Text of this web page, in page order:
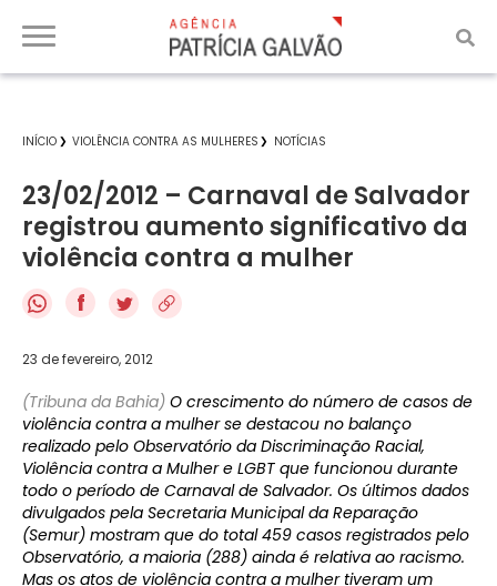
INÍCIO VIOLÊNCIA CONTRA AS MULHERES NOTÍCIAS
23/02/2012 – Carnaval de Salvador
registrou aumento significativo da
violência contra a mulher
f
23 de fevereiro, 2012
(Tribuna da Bahia) O crescimento do número de casos de
violência contra a mulher se destacou no balanço
realizado pelo Observatório da Discriminação Racial,
Violência contra a Mulher e LGBT que funcionou durante
todo o período de Carnaval de Salvador. Os últimos dados
divulgados pela Secretaria Municipal da Reparação
(Semur) mostram que do total 459 casos registrados pelo
Observatório, a maioria (288) ainda é relativa ao racismo.
Mas os atos de violência contra a mulher tiveram um